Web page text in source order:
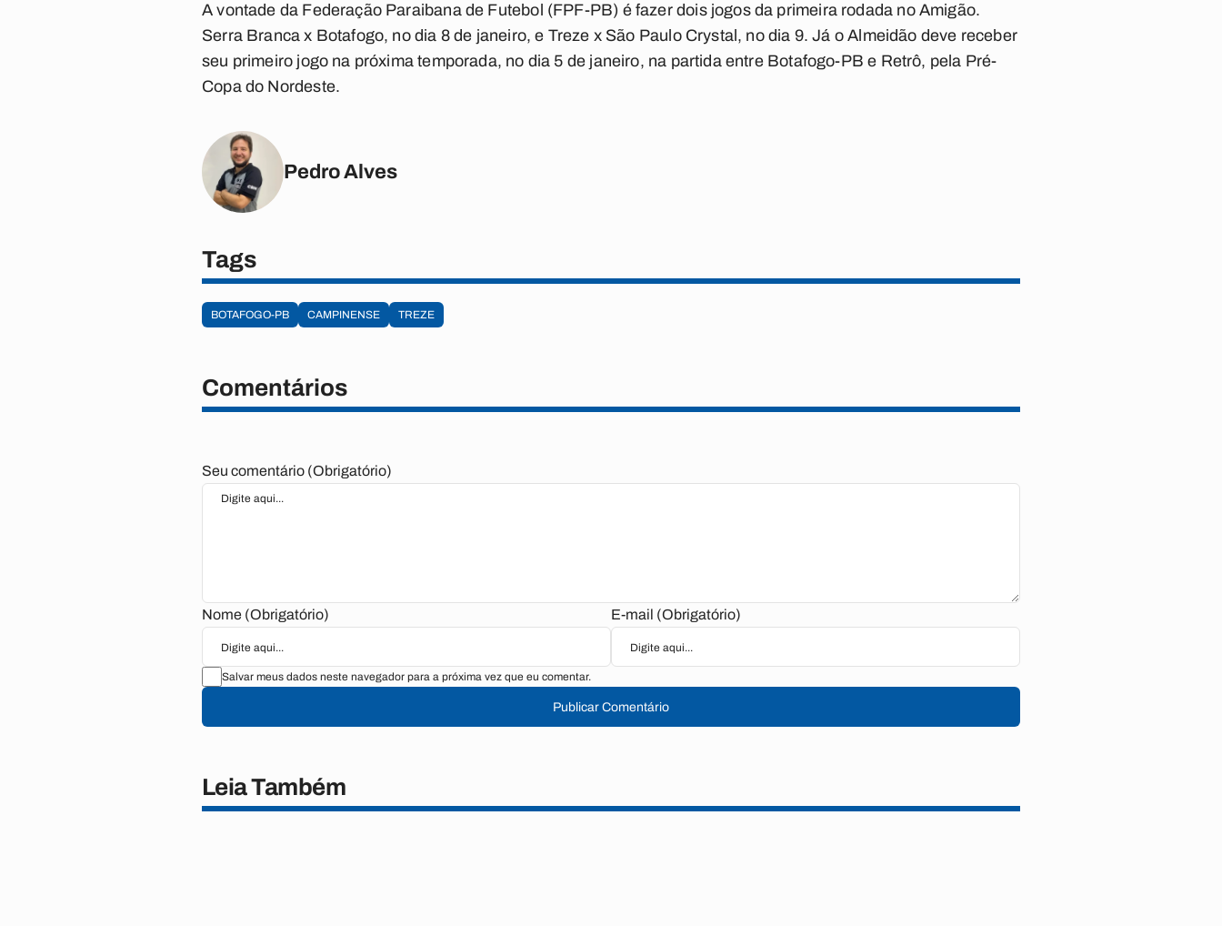
A vontade da Federação Paraibana de Futebol (FPF-PB) é fazer dois jogos da primeira rodada no Amigão.
Serra Branca x Botafogo, no dia 8 de janeiro, e Treze x São Paulo Crystal, no dia 9. Já o Almeidão deve receber
seu primeiro jogo na próxima temporada, no dia 5 de janeiro, na partida entre Botafogo-PB e Retrô, pela Pré-
Copa do Nordeste.
Pedro Alves
Tags
BOTAFOGO-PB CAMPINENSE TREZE
Comentários
Seu comentário (Obrigatório)
Nome (Obrigatório) E-mail (Obrigatório)
Salvar meus dados neste navegador para a próxima vez que eu comentar.
Publicar Comentário
Leia Também